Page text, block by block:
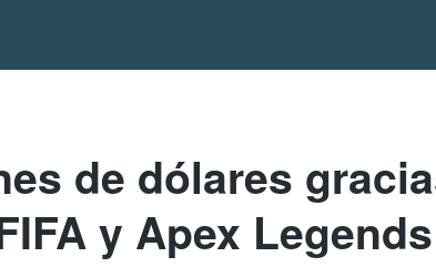
de dólares
y Apex Legends